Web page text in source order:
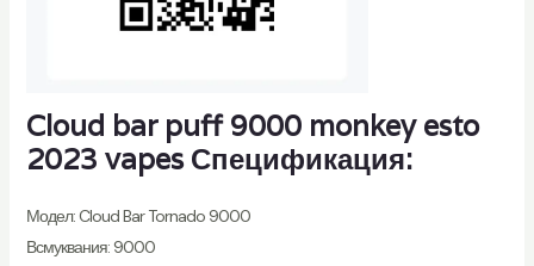
Cloud bar puff 9000 monkey esto
2023 vapes Спецификация:
Модел: Cloud Bar Tornado 9000
Всмуквания: 9000